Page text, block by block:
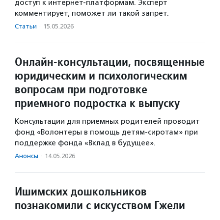
доступ к интернет-платформам. Эксперт
комментирует, поможет ли такой запрет.
Статьи · 15.05.2026
Онлайн-консультации, посвященные
юридическим и психологическим
вопросам при подготовке
приемного подростка к выпуску
Консультации для приемных родителей проводит
фонд «Волонтеры в помощь детям-сиротам» при
поддержке фонда «Вклад в будущее».
Анонсы · 14.05.2026
Ишимских дошкольников
познакомили с искусством Гжели